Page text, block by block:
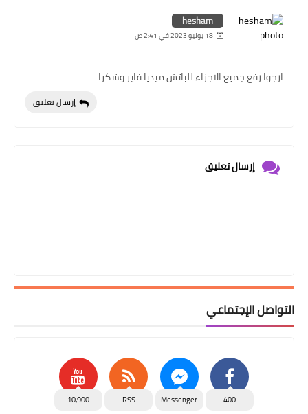
hesham
18 يوليو 2023 في 2:41 ص
ارجوا رفع جميع الاجزاء للباتش ميديا فاير وشكرا
إرسال تعليق
إرسال تعليق
التواصل الإجتماعي
400
Messenger
RSS
10,900